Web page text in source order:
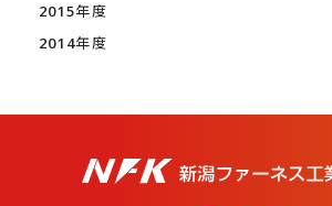
2015年度
2014年度